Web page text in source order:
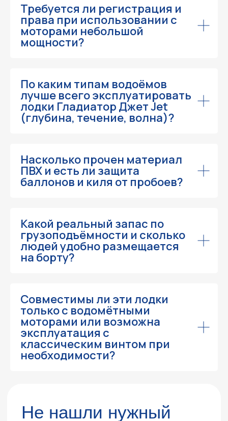
Требуется ли регистрация и
права при использовании с
моторами небольшой
мощности?
По каким типам водоёмов
лучше всего эксплуатировать
лодки Гладиатор Джет Jet
(глубина, течение, волна)?
Насколько прочен материал
ПВХ и есть ли защита
баллонов и киля от пробоев?
Какой реальный запас по
грузоподъёмности и сколько
людей удобно размещается
на борту?
Совместимы ли эти лодки
только с водомётными
моторами или возможна
эксплуатация с
классическим винтом при
необходимости?
Не нашли нужный
товар?
Мы поможем
Ваше имя
Какой товар ищите
Я соглашаюсьс политикой конфиденциальности
Согласиес обработкой персональных данных
Согласиес получением информационных и